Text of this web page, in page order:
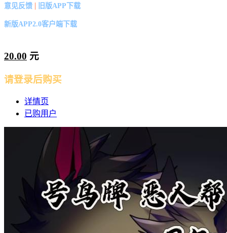
意见反馈 | 旧版APP下载
新版APP2.0客户端下载
20.00 元
请登录后购买
详情页
已购用户